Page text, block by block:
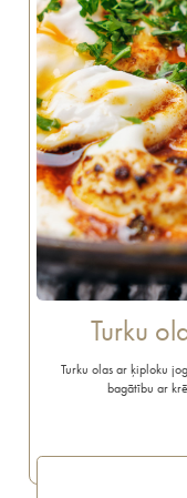
Turku
Turku olas ar ķiploku
bagātību ar